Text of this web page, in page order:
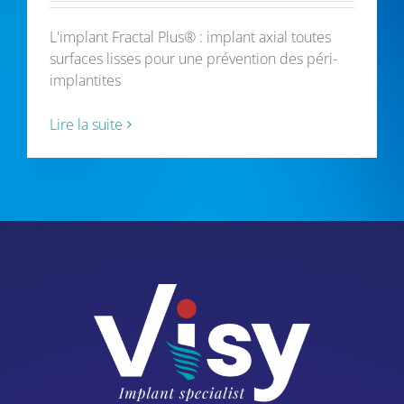
Support
L'implant Fractal Plus® : implant axial toutes
surfaces lisses pour une prévention des péri-
implantites
Lire la suite